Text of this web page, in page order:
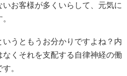
お客様が多くいらして、元気に
うともうお分かりですよね？内
くそれを支配する自律神経の働
。